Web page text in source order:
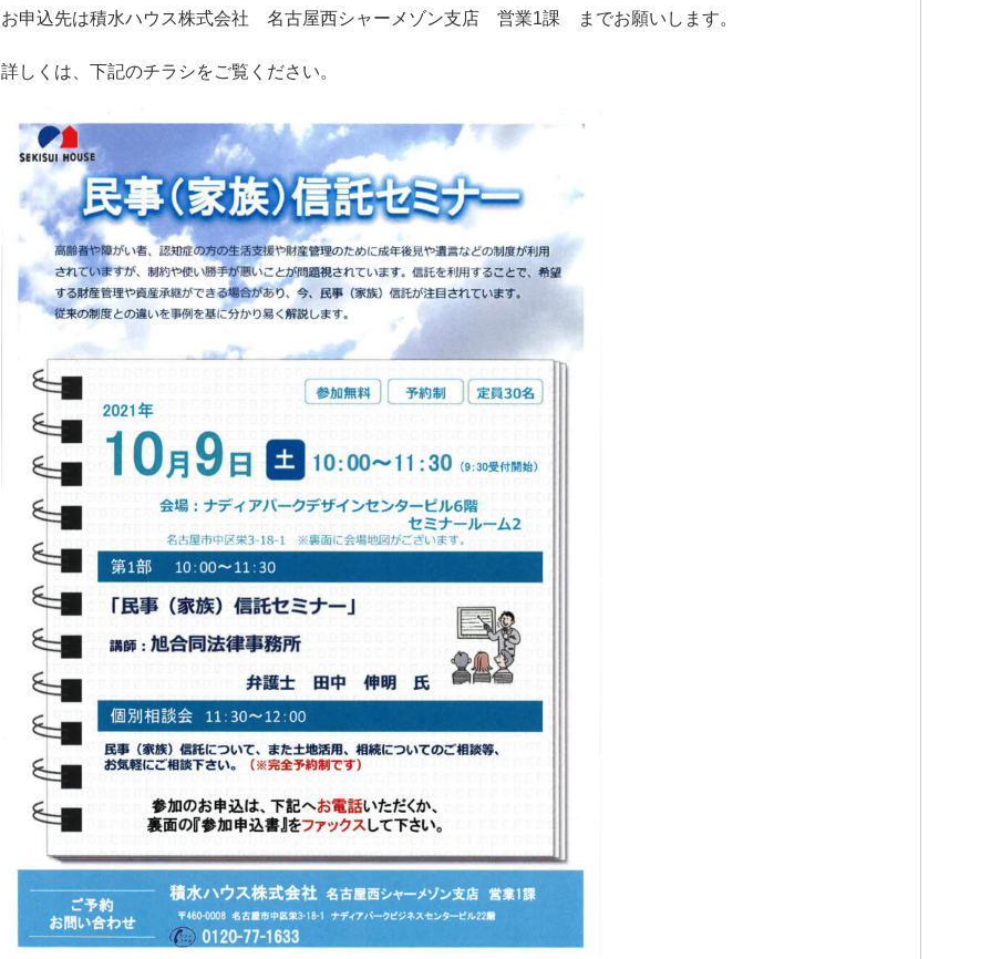
お申込先は積水ハウス株式会社 名古屋西シャーメゾン支店 営業1課 までお願いします。
詳しくは、下記のチラシをご覧ください。